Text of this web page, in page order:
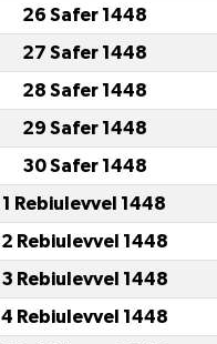
26 Safer 1448
27 Safer 1448
28 Safer 1448
29 Safer 1448
30 Safer 1448
1 Rebiulevvel 1448
2 Rebiulevvel 1448
3 Rebiulevvel 1448
4 Rebiulevvel 1448